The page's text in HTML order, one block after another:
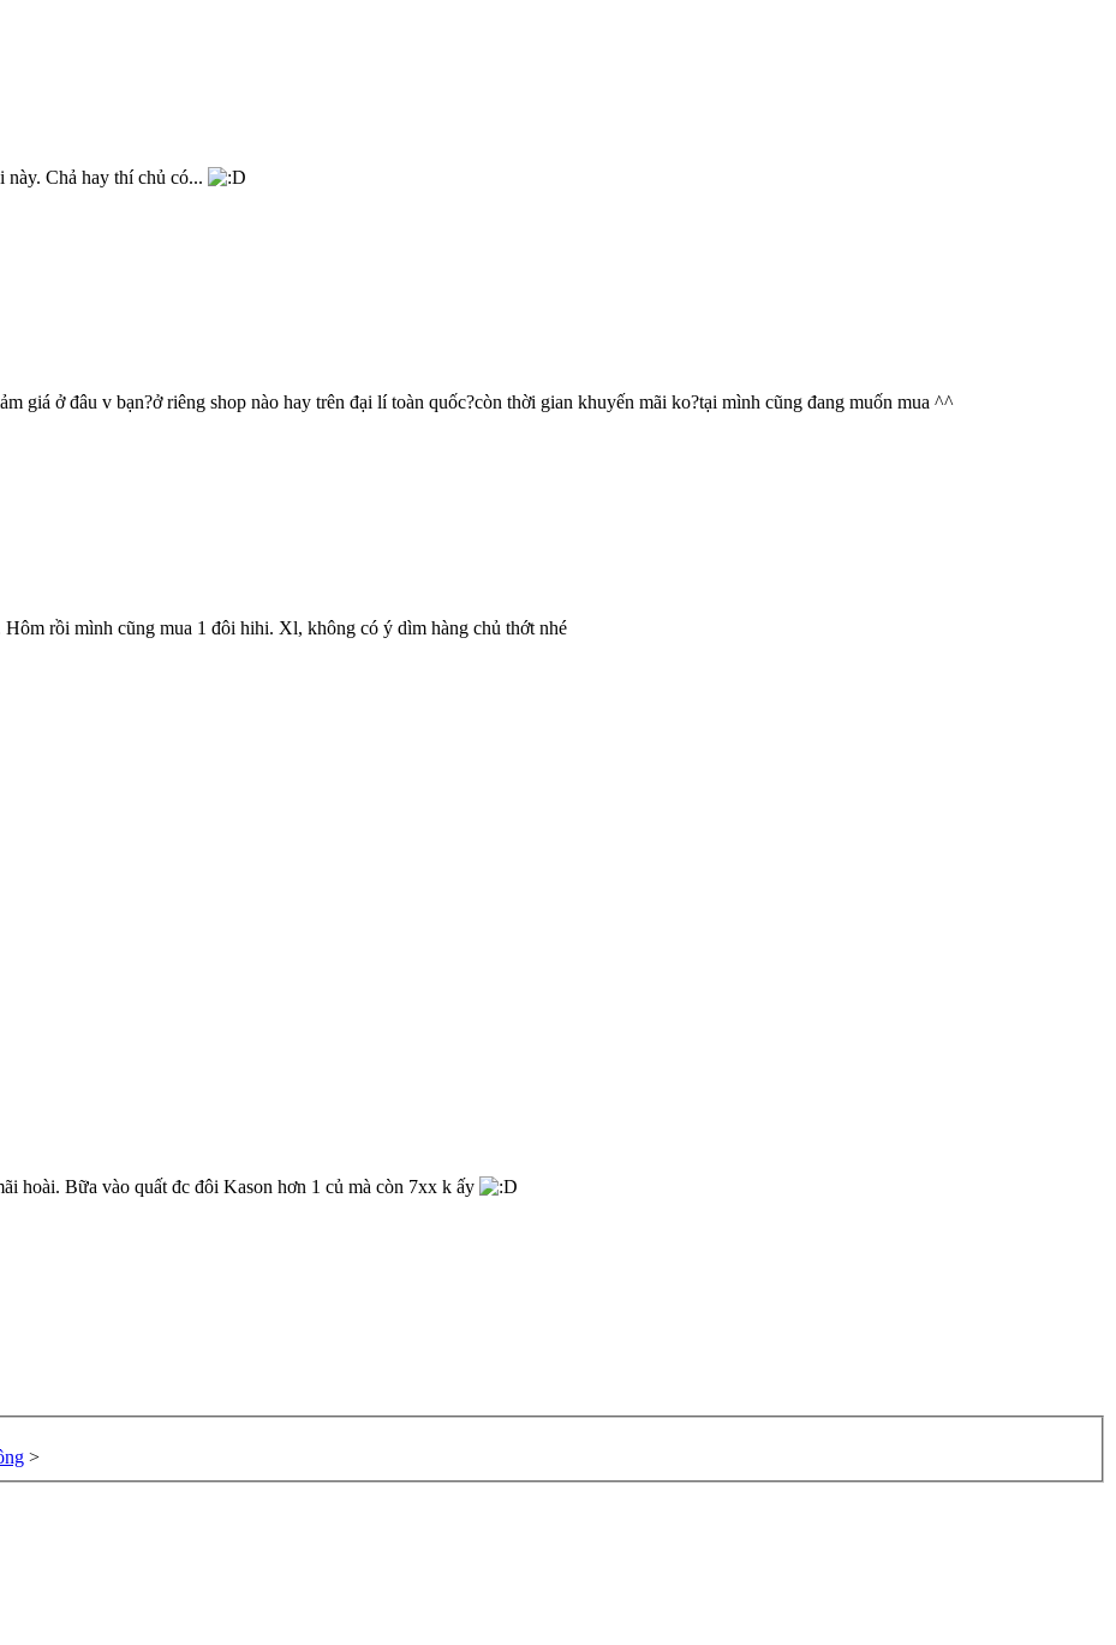
Chả hay thí chủ có...
giá ở đâu v bạn?ở riêng shop nào hay trên đại lí toàn quốc?còn thời gian khuyến mãi ko?tại mình cũng đang muốn mua ^^
rồi mình cũng mua 1 đôi hihi. Xl, không có ý dìm hàng chủ thớt nhé
hoài. Bữa vào quất đc đôi Kason hơn 1 củ mà còn 7xx k ấy
>